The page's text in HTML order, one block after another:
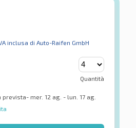
inclusa di Auto-Raifen GmbH
Quantità
mer. 12 ag. - lun. 17 ag.